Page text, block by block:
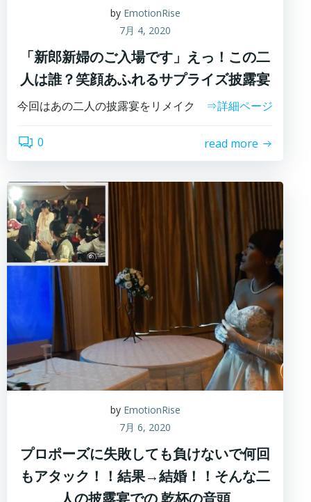
by EmotionRise
7月 4, 2020
「新郎新婦のご入場です」えっ！この二
人は誰？笑顔あふれるサプライズ披露宴
今回はあの二人の披露宴をリメイク ⇒詳細ページ
0 read more
by EmotionRise
7月 6, 2020
プロポーズに失敗しても負けないで何回
もアタック！！結果→結婚！！そんな二
人の披露宴での 乾杯の音頭